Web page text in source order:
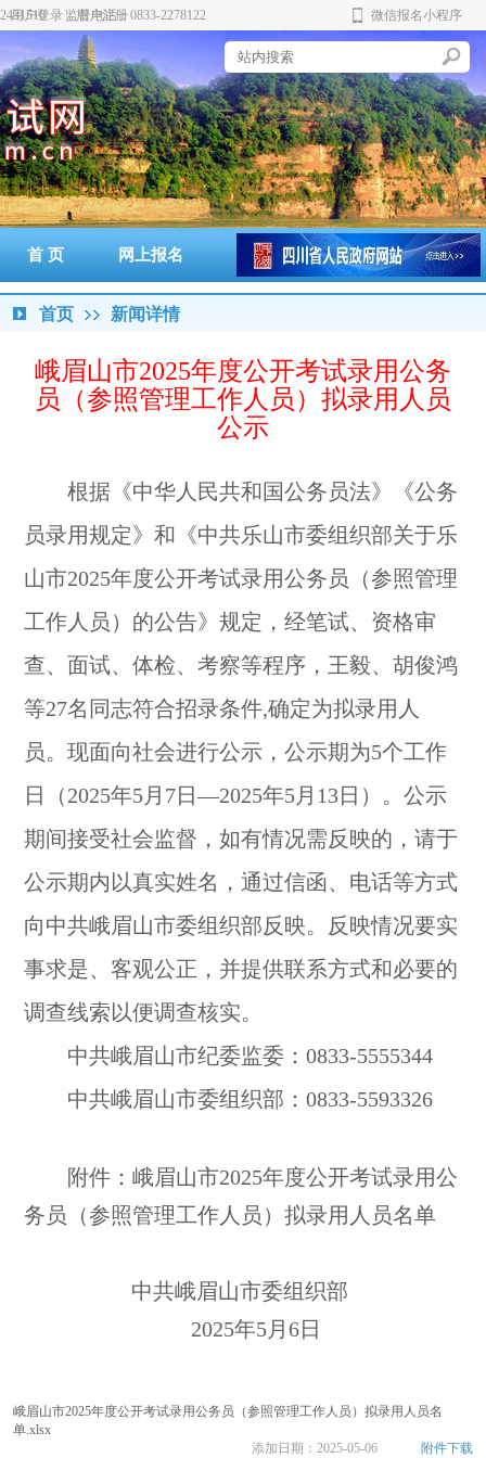
用户登录 用户注册
监督电话：0833-2278122 微信报名小程序
首 页 网上报名 准考证打印 通知书打印
成绩查询 政策法规
首页 新闻详情
峨眉山市2025年度公开考试录用公务
员（参照管理工作人员）拟录用人员
公示
根据《中华人民共和国公务员法》《公务
员录用规定》和《中共乐山市委组织部关于乐
山市2025年度公开考试录用公务员（参照管理
工作人员）的公告》规定，经笔试、资格审
查、面试、体检、考察等程序，王毅、胡俊鸿
等27名同志符合招录条件,确定为拟录用人
员。现面向社会进行公示，公示期为5个工作
日（2025年5月7日—2025年5月13日）。公示
期间接受社会监督，如有情况需反映的，请于
公示期内以真实姓名，通过信函、电话等方式
向中共峨眉山市委组织部反映。反映情况要实
事求是、客观公正，并提供联系方式和必要的
调查线索以便调查核实。
中共峨眉山市纪委监委：0833-5555344
中共峨眉山市委组织部：0833-5593326
附件：峨眉山市2025年度公开考试录用公
务员（参照管理工作人员）拟录用人员名单
中共峨眉山市委组织部
2025年5月6日
峨眉山市2025年度公开考试录用公务员（参照管理工作人员）拟录用人员名
单.xlsx
添加日期： 2025-05-06 附件下载